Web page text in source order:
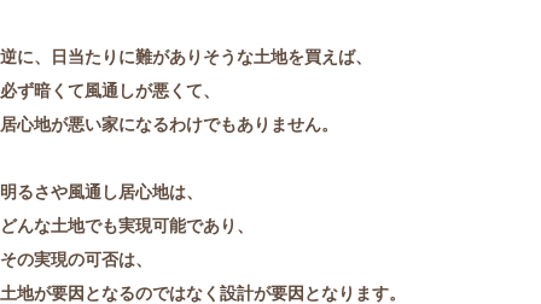
逆に、日当たりに難がありそうな土地を買えば、
必ず暗くて風通しが悪くて、
居心地が悪い家になるわけでもありません。
明るさや風通し居心地は、
どんな土地でも実現可能であり、
その実現の可否は、
土地が要因となるのではなく設計が要因となります。